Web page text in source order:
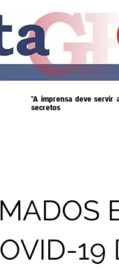
"A imprensa deve servir
secretos
19